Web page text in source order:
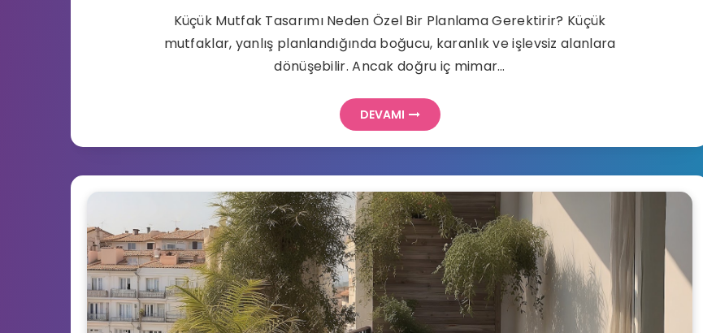
Küçük Mutfak Tasarımı Neden Özel Bir Planlama Gerektirir? Küçük
mutfaklar, yanlış planlandığında boğucu, karanlık ve işlevsiz alanlara
dönüşebilir. Ancak doğru iç mimar…
DEVAMI